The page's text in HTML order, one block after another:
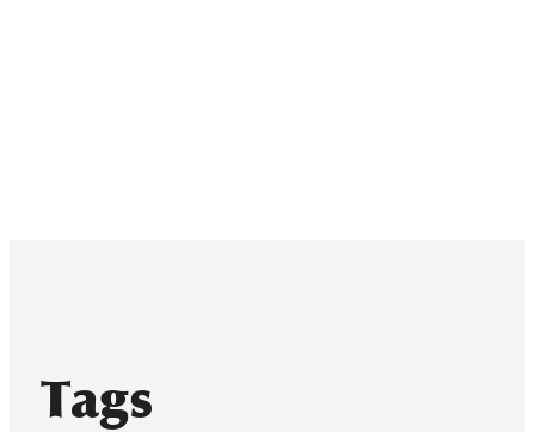
Tags